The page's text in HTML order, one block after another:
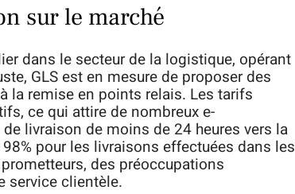
sur le marché
dans le secteur de la logistique, opérant
GLS est en mesure de proposer des
la remise en points relais. Les tarifs
ce qui attire de nombreux e-
livraison de moins de 24 heures vers la
pour les livraisons effectuées dans les
des préoccupations
service clientèle.